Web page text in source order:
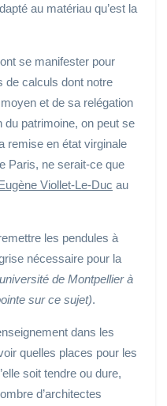
au matériau qu’est la
se manifester pour
de calculs dont notre
et de sa relégation
du patrimoine, on peut se
remise en état virginale
Paris, ne serait-ce que
Viollet-Le-Duc au
les pendules à
nécessaire pour la
de Montpellier à
sur ce sujet).
dans les
quelles places pour les
soit tendre ou dure,
d’architectes